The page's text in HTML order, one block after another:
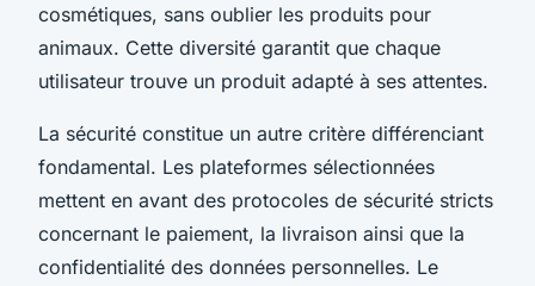
cosmétiques, sans oublier les produits pour
animaux. Cette diversité garantit que chaque
utilisateur trouve un produit adapté à ses attentes.
La sécurité constitue un autre critère différenciant
fondamental. Les plateformes sélectionnées
mettent en avant des protocoles de sécurité stricts
concernant le paiement, la livraison ainsi que la
confidentialité des données personnelles. Le